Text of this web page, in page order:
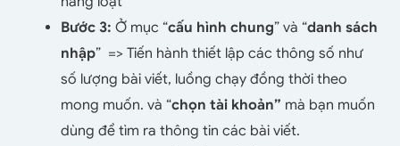
Bước 3: Ở mục “cấu hình chung” và “danh sách
nhập” => Tiến hành thiết lập các thông số như
số lượng bài viết, luồng chạy đồng thời theo
mong muốn. và “chọn tài khoản” mà bạn muốn
dùng để tìm ra thông tin các bài viết.